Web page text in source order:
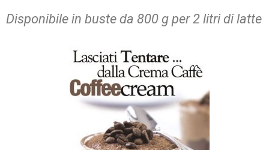
Disponibile in buste da 800 g per 2 litri di latte